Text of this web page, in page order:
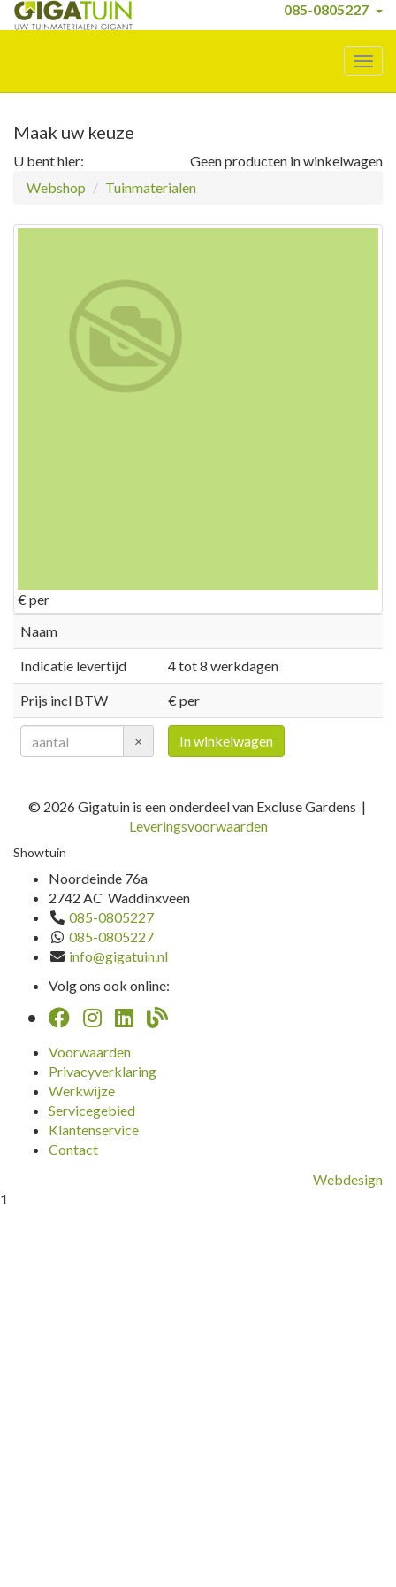
085-0805227
Maak uw keuze
Geen producten in winkelwagen
U bent hier:
Webshop
Tuinmaterialen
€per
Naam
Indicatie levertijd 4 tot 8 werkdagen
Prijs incl BTW € per
× In winkelwagen
© 2026 Gigatuin is een onderdeel van Excluse Gardens |
Leveringsvoorwaarden
Showtuin
Noordeinde 76a
2742 AC Waddinxveen
085-0805227
085-0805227
info@gigatuin.nl
Volg ons ook online:
Voorwaarden
Privacyverklaring
Werkwijze
Servicegebied
Klantenservice
Contact
Webdesign
1